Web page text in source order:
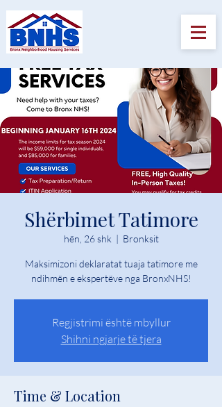
Shërbimet Tatimore
hën, 26 shk
  |
Bronksit
Maksimizoni deklaratat tuaja tatimore me
ndihmën e ekspertëve nga BronxNHS!
Regjistrimi është mbyllur
Shihni ngjarje të tjera
Time & Location